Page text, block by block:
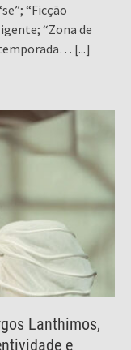
“Ficção
“Zona de
temporada… [...]
Lanthimos,
e